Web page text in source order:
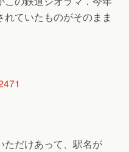
れていたものがそのまま
だけあって、駅名が